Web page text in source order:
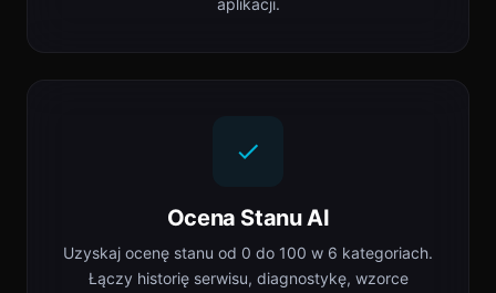
aplikacji.
Ocena Stanu AI
Uzyskaj ocenę stanu od 0 do 100 w 6 kategoriach.
Łączy historię serwisu, diagnostykę, wzorce